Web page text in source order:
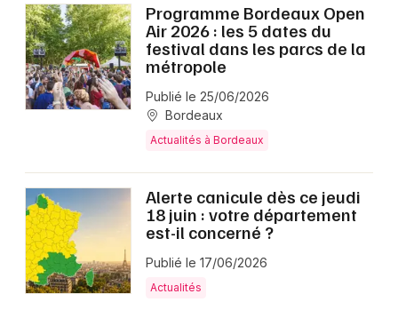
Programme Bordeaux Open
Air 2026 : les 5 dates du
festival dans les parcs de la
métropole
Publié le 25/06/2026
Bordeaux
Actualités à Bordeaux
Alerte canicule dès ce jeudi
18 juin : votre département
est-il concerné ?
Publié le 17/06/2026
Actualités